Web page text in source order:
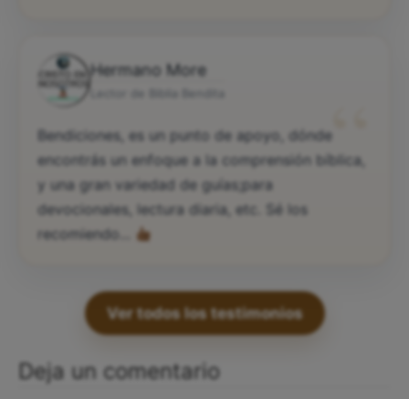
Hermano More
“
Bendiciones, es un punto de apoyo, dónde
encontrás un enfoque a la comprensión bíblica,
y una gran variedad de guías;para
devocionales, lectura diaria, etc. Sé los
recomiendo...
Ver todos los testimonios
Deja un comentario